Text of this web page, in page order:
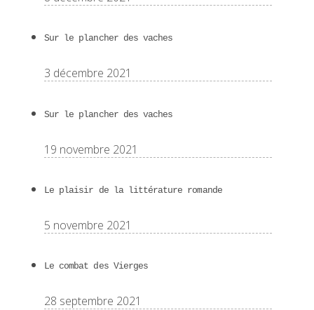
Sur le plancher des vaches
3 décembre 2021
Sur le plancher des vaches
19 novembre 2021
Le plaisir de la littérature romande
5 novembre 2021
Le combat des Vierges
28 septembre 2021